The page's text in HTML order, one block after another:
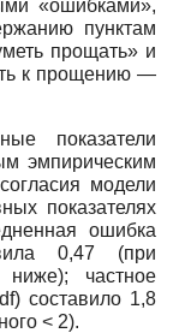
«ошибками»,
пунктам
прощать» и
к прощению —
показатели
эмпирическим
модели
показателях
ошибка
0,47 (при
частное
) составило 1,8
< 2).